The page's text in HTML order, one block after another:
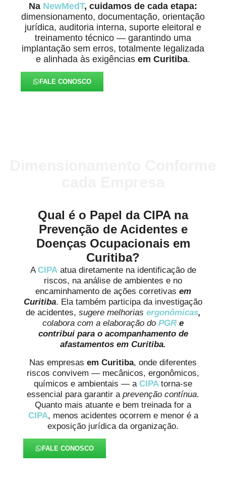
Na NewMedT, cuidamos de cada etapa:
dimensionamento, documentação, orientação
jurídica, auditoria interna, suporte eleitoral e
treinamento técnico — garantindo uma
implantação sem erros, totalmente legalizada
e alinhada às exigências em Curitiba.
FALE CONOSCO
Qual é o Papel da CIPA na
Prevenção de Acidentes e
Doenças Ocupacionais em
Curitiba?
ACIPA atua diretamente na identificação de
riscos, na análise de ambientes e no
encaminhamento de ações corretivas em
Curitiba. Ela também participa da investigação
de acidentes, sugere melhorias ergonômicas,
colabora com a elaboração do PGR e
contribui para o acompanhamento de
afastamentos em Curitiba.
Nas empresas em Curitiba, onde diferentes
riscos convivem — mecânicos, ergonômicos,
químicos e ambientais — a CIPA torna-se
essencial para garantir a prevenção contínua.
Quanto mais atuante e bem treinada for a
CIPA, menos acidentes ocorrem e menor é a
exposição jurídica da organização.
FALE CONOSCO